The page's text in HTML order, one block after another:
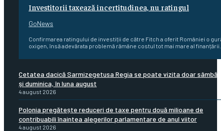
Investitorii taxează incertitudinea, nu ratingul
GoNews
Confirmarea ratingului de investiții de către Fitch a oferit României o
oxigen, însă adevărata problemă rămâne costul tot mai mare al
Cetatea dacică Sarmizegetusa Regia se poate vizita doar
şi duminica, în luna august
4 august 2026
Polonia pregătește reduceri de taxe pentru două milioane de
contribuabili înaintea alegerilor parlamentare de anul viitor
4 august 2026